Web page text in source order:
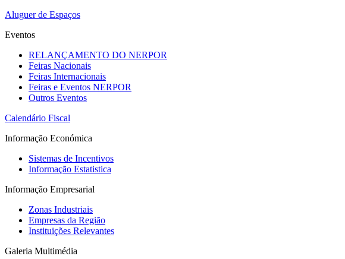
Aluguer de Espaços
Eventos
RELANÇAMENTO DO NERPOR
Feiras Nacionais
Feiras Internacionais
Feiras e Eventos NERPOR
Outros Eventos
Calendário Fiscal
Informação Económica
Sistemas de Incentivos
Informação Estatistica
Informação Empresarial
Zonas Industriais
Empresas da Região
Instituições Relevantes
Galeria Multimédia